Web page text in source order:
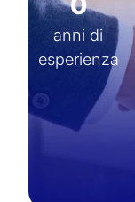
anni di
esperienza